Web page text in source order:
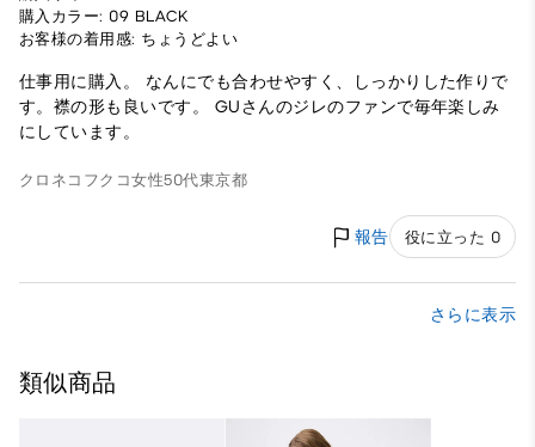
購入カラー: 09 BLACK
お客様の着用感: ちょうどよい
仕事用に購入。 なんにでも合わせやすく、しっかりした作りで
す。襟の形も良いです。 GUさんのジレのファンで毎年楽しみ
にしています。
クロネコフクコ女性50代東京都
報告 役に立った 0
さらに表示
類似商品